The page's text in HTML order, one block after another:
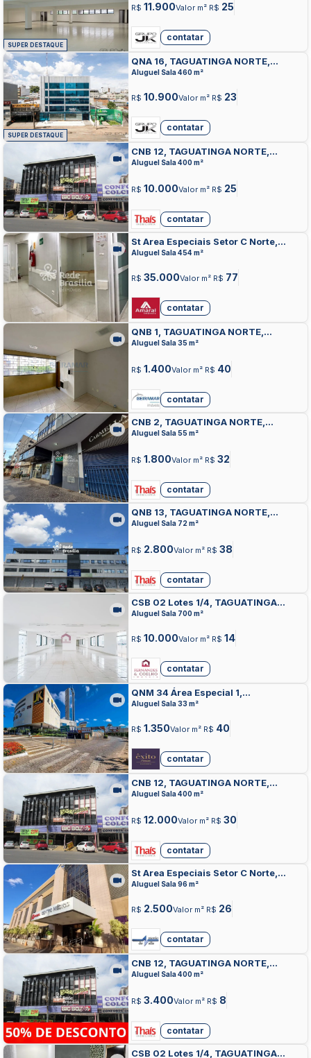
SUPER DESTAQUE
R$ 11.900Valor m² R$ 25
contatar
SUPER DESTAQUE
QNA 16, TAGUATINGA NORTE,
TAGUATINGA
Aluguel Sala 460 m²
R$ 10.900Valor m² R$ 23
contatar
CNB 12, TAGUATINGA NORTE,
TAGUATINGA
Aluguel Sala 400 m²
R$ 10.000Valor m² R$ 25
contatar
St Area Especiais Setor C Norte,
TAGUATINGA NORTE, TAGUATINGA
Aluguel Sala 454 m²
R$ 35.000Valor m² R$ 77
contatar
QNB 1, TAGUATINGA NORTE,
TAGUATINGA
Aluguel Sala 35 m²
R$ 1.400Valor m² R$ 40
contatar
CNB 2, TAGUATINGA NORTE,
TAGUATINGA
Aluguel Sala 55 m²
R$ 1.800Valor m² R$ 32
contatar
QNB 13, TAGUATINGA NORTE,
TAGUATINGA
Aluguel Sala 72 m²
R$ 2.800Valor m² R$ 38
contatar
CSB 02 Lotes 1/4, TAGUATINGA
CENTRO, TAGUATINGA
Aluguel Sala 700 m²
R$ 10.000Valor m² R$ 14
contatar
QNM 34 Área Especial 1,
TAGUATINGA NORTE, TAGUATINGA
Aluguel Sala 33 m²
R$ 1.350Valor m² R$ 40
contatar
CNB 12, TAGUATINGA NORTE,
TAGUATINGA
Aluguel Sala 400 m²
R$ 12.000Valor m² R$ 30
contatar
St Area Especiais Setor C Norte,
TAGUATINGA NORTE, TAGUATINGA
Aluguel Sala 96 m²
R$ 2.500Valor m² R$ 26
contatar
CNB 12, TAGUATINGA NORTE,
TAGUATINGA
Aluguel Sala 400 m²
R$ 3.400Valor m² R$ 8
contatar
CSB 02 Lotes 1/4, TAGUATINGA